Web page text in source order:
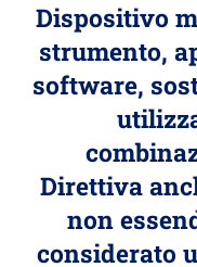
Dispositivo
strumento,
software,
Direttiva
non
considerato